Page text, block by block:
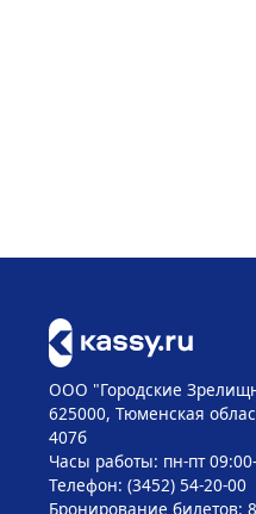
ООО "Городские
625000, Тюменская
407б
Часы работы: пн-пт
Телефон: (3452) 54-20-00
Бронирование билетов: